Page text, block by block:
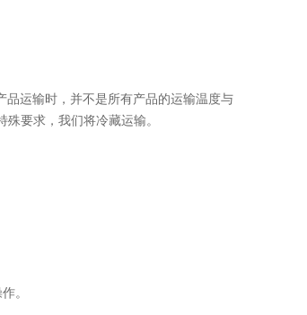
运输时，并不是所有产品的运输温度与
要求，我们将冷藏运输。
。